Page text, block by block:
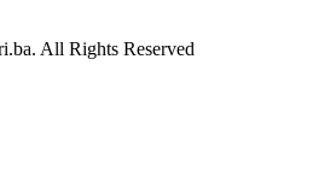
All Rights Reserved